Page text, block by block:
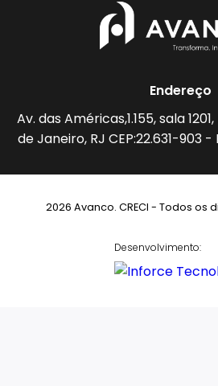
Endereço
Av. das Américas,1.155, sala
de Janeiro, RJ CEP:22.631-903
2026 Avanco. CRECI - Todos os
Desenvolvimento: